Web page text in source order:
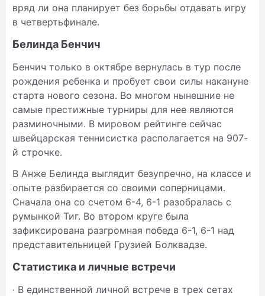
вряд ли она планирует без борьбы отдавать игру
в четвертьфинале.
Белинда Бенчич
Бенчич только в октябре вернулась в тур после
рождения ребенка и пробует свои силы накануне
старта нового сезона. Во многом нынешние не
самые престижные турниры для нее являются
разминочными. В мировом рейтинге сейчас
швейцарская теннисистка располагается на 907-
й строчке.
В Анже Белинда выглядит безупречно, на классе и
опыте разбирается со своими соперницами.
Сначала она со счетом 6-4, 6-1 разобралась с
румынкой Тиг. Во втором круге была
зафиксирована разгромная победа 6-1, 6-1 над
представительницей Грузией Болквадзе.
Статистика и личные встречи
· В единственной личной встрече в трех сетах